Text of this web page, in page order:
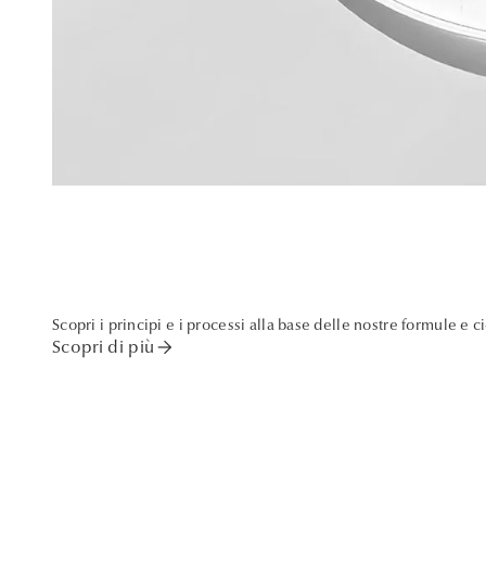
Scopri i principi e i processi alla base delle nostre formule e
Scopri di più arrow_forward